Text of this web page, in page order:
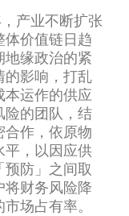
产业不断扩张
体价值链日趋
地缘政治的紧
的影响，打乱
本运作的供应
险的团队，结
作，依原物
平，以因应供
防」之间取
财务风险降
场占有率。